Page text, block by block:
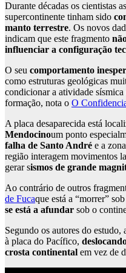
Durante décadas os cientistas
supercontinente tinham sido
manto terrestre. Os novos
indicam que este fragmento
influenciar a configuração
O seu comportamento
como estruturas geológicas
condicionar a atividade sísmica
formação, nota o O
A placa desaparecida está
Mendocinoum ponto
falha de Santo André e a
região interagem movimentos
gerar sismos de grande
Ao contrário de outros
de Fucaque está a “morrer”
se está a afundar sob o
Segundo os autores do
à placa do Pacífico,
crosta continental em vez de